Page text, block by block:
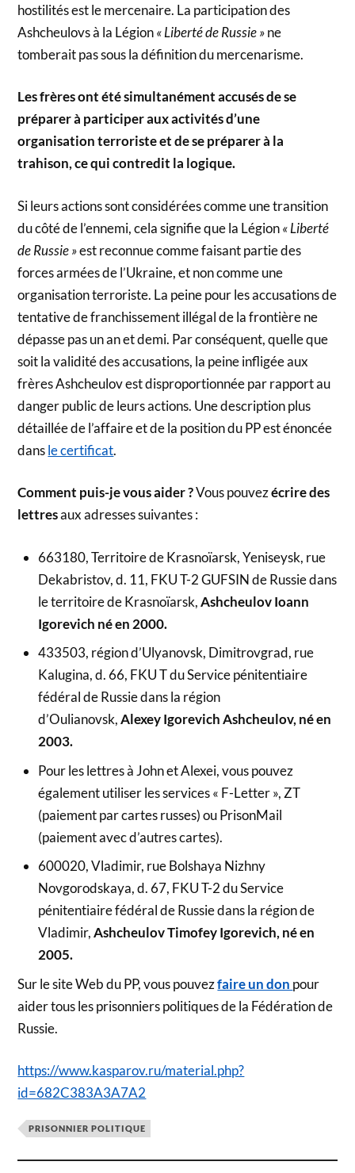
hostilités est le mercenaire. La participation des
Ashcheulovs à la Légion« Liberté de Russie »ne
tomberait pas sous la définition du mercenarisme.
Les frères ont été simultanément accusés de se
préparer à participer aux activités d’une
organisation terroriste et de se préparer à la
trahison, ce qui contredit la logique.
Si leurs actions sont considérées comme une transition
du côté de l’ennemi, cela signifie que la Légion« Liberté
de Russie »est reconnue comme faisant partie des
forces armées de l’Ukraine, et non comme une
organisation terroriste. La peine pour les accusations de
tentative de franchissement illégal de la frontière ne
dépasse pas un an et demi. Par conséquent, quelle que
soit la validité des accusations, la peine infligée aux
frères Ashcheulov est disproportionnée par rapport au
danger public de leurs actions. Une description plus
détaillée de l’affaire et de la position du PP est énoncée
dansle certificat.
Comment puis-je vous aider ?Vous pouvezécrire des
lettresaux adresses suivantes :
663180, Territoire de Krasnoïarsk, Yeniseysk, rue
Dekabristov, d. 11, FKU T-2 GUFSIN de Russie dans
le territoire de Krasnoïarsk,Ashcheulov Ioann
Igorevich né en 2000.
433503, région d’Ulyanovsk, Dimitrovgrad, rue
Kalugina, d. 66, FKU T du Service pénitentiaire
fédéral de Russie dans la région
d’Oulianovsk,Alexey Igorevich Ashcheulov, né en
2003.
Pour les lettres à John et Alexei, vous pouvez
également utiliser les services « F-Letter », ZT
(paiement par cartes russes) ou PrisonMail
(paiement avec d’autres cartes).
600020, Vladimir, rue Bolshaya Nizhny
Novgorodskaya, d. 67, FKU T-2 du Service
pénitentiaire fédéral de Russie dans la région de
Vladimir,Ashcheulov Timofey Igorevich, né en
2005.
Sur le site Web du PP, vous pouvezfaire un don pour
aider tous les prisonniers politiques de la Fédération de
Russie.
https://www.kasparov.ru/material.php?
id=682C383A3A7A2
PRISONNIER POLITIQUE